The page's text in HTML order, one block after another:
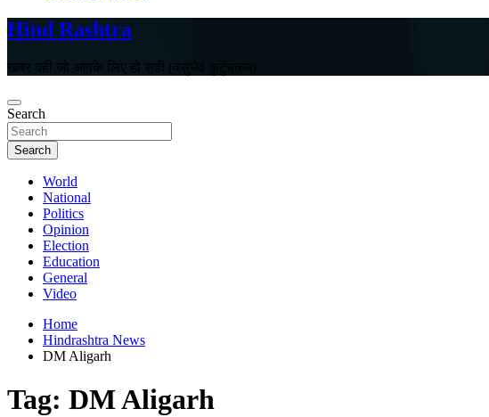
Hind Rashtra
खबर वही जो आपके लिए हो सही (वसुधैव कुटुंबकम)
Search
Search
World
National
Politics
Opinion
Election
Education
General
Video
Home
Hindrashtra News
DM Aligarh
Tag: DM Aligarh